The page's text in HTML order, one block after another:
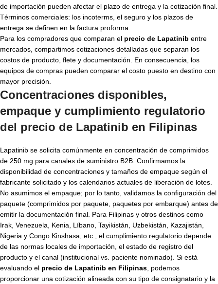
de importación pueden afectar el plazo de entrega y la cotización final.
Términos comerciales: los incoterms, el seguro y los plazos de
entrega se definen en la factura proforma.
Para los compradores que comparan el precio de Lapatinib entre
mercados, compartimos cotizaciones detalladas que separan los
costos de producto, flete y documentación. En consecuencia, los
equipos de compras pueden comparar el costo puesto en destino con
mayor precisión.
Concentraciones disponibles,
empaque y cumplimiento regulatorio
del precio de Lapatinib en Filipinas
Lapatinib se solicita comúnmente en concentración de comprimidos
de 250 mg para canales de suministro B2B. Confirmamos la
disponibilidad de concentraciones y tamaños de empaque según el
fabricante solicitado y los calendarios actuales de liberación de lotes.
No asumimos el empaque; por lo tanto, validamos la configuración del
paquete (comprimidos por paquete, paquetes por embarque) antes de
emitir la documentación final. Para Filipinas y otros destinos como
Irak, Venezuela, Kenia, Líbano, Tayikistán, Uzbekistán, Kazajistán,
Nigeria y Congo Kinshasa, etc., el cumplimiento regulatorio depende
de las normas locales de importación, el estado de registro del
producto y el canal (institucional vs. paciente nominado). Si está
evaluando el precio de Lapatinib en Filipinas , podemos
proporcionar una cotización alineada con su tipo de consignatario y la